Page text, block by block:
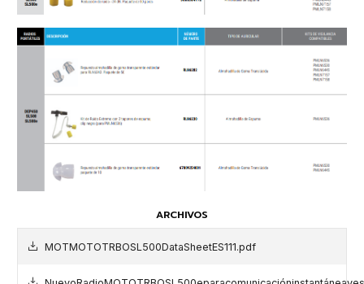
ARCHIVOS
MOTMOTOTRBOSL500DataSheetES111.pdf